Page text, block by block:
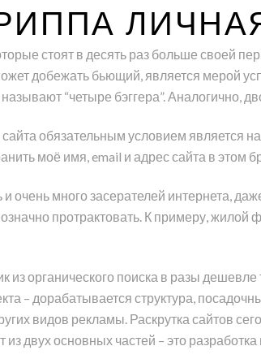
стоят в десять раз больше своей
добежать бьющий, является мерой
“четыре бэггера”. Аналогично,
обязательным условием является
моё имя, email и адрес сайта в
и очень много засерателей интернета,
протрактовать. К примеру, жилой
органического поиска в разы
– дорабатывается структура,
видов рекламы. Раскрутка сайтов
из двух основных частей – это